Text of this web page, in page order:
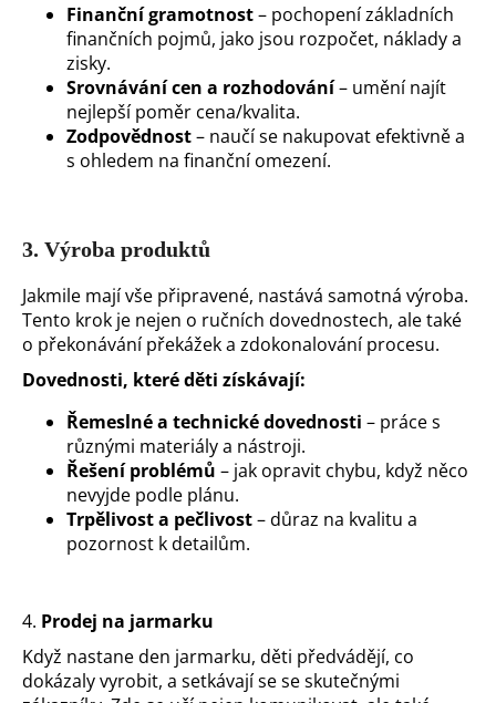
Finanční gramotnost– pochopení základních
finančních pojmů, jako jsou rozpočet, náklady a
zisky.
Srovnávání cen a rozhodování– umění najít
nejlepší poměr cena/kvalita.
Zodpovědnost– naučí se nakupovat efektivně a
s ohledem na finanční omezení.
3. Výroba produktů
Jakmile mají vše připravené, nastává samotná výroba.
Tento krok je nejen o ručních dovednostech, ale také
o překonávání překážek a zdokonalování procesu.
Dovednosti, které děti získávají:
Řemeslné a technické dovednosti – práce s
různými materiály a nástroji.
Řešení problémů – jak opravit chybu, když něco
nevyjde podle plánu.
Trpělivost a pečlivost– důraz na kvalitu a
pozornost k detailům.
4. Prodej na jarmarku
Když nastane den jarmarku, děti předvádějí, co
dokázaly vyrobit, a setkávají se se skutečnými